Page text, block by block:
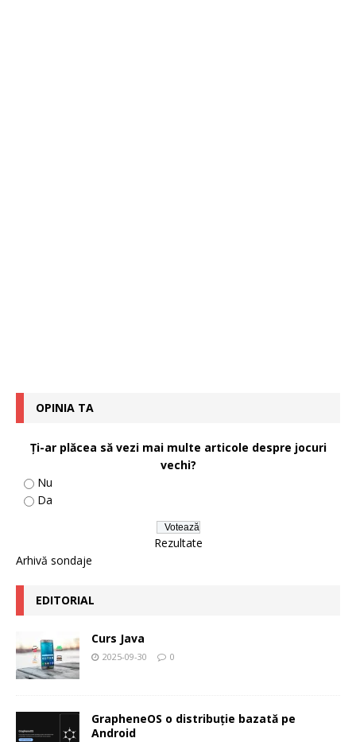
OPINIA TA
Ţi-ar plăcea să vezi mai multe articole despre jocuri
vechi?
Nu
Da
Rezultate
Arhivă sondaje
EDITORIAL
Curs Java
2025-09-30 0
GrapheneOS o distribuție bazată pe
Android